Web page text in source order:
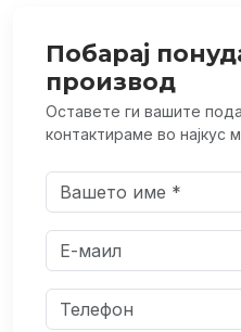
Побарај
производ
Оставете ги вашите
контактираме во најкус